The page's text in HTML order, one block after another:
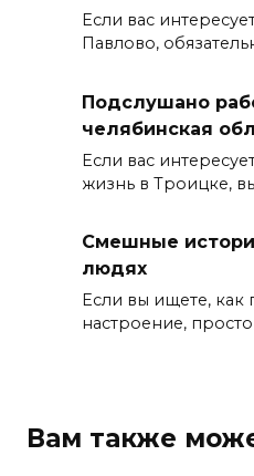
Если вас
Павлово,
Подслушано
челябинская
Если вас
жизнь в Троицке,
Смешные
людях
Если вы ищете, как
настроение,
Вам также